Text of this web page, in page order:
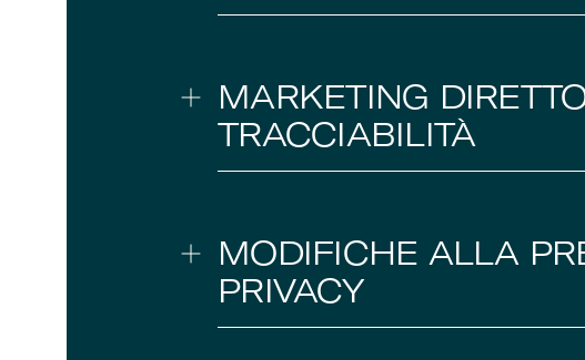
MARKETING
TRACCIABILITÀ
MODIFICHE ALLA
PRIVACY